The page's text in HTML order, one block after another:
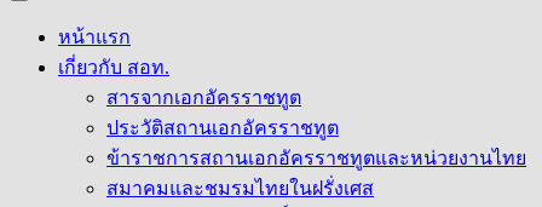
หน้าแรก
เกี่ยวกับ สอท.
สารจากเอกอัครราชทูต
ประวัติสถานเอกอัครราชทูต
ข้าราชการสถานเอกอัครราชทูตและหน่วยงานไทย
สมาคมและชมรมไทยในฝรั่งเศส